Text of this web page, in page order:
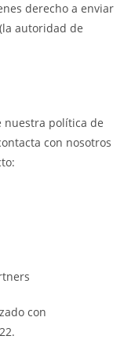
derecho a enviar
autoridad de
nuestra política de
con nosotros
con